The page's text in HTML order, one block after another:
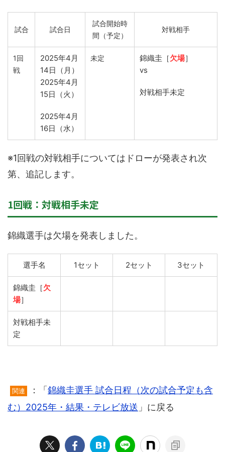
試合 試合日
試合開始時
間（予定）
対戦相手
1回
戦
2025年4月
14日（月）
2025年4月
15日（火）
2025年4月
16日（水）
未定 錦織圭［欠場］
vs
対戦相手未定
※1回戦の対戦相手についてはドローが発表され次
第、追記します。
1回戦：対戦相手未定
錦織選手は欠場を発表しました。
選手名 1セット 2セット 3セット
錦織圭［欠
場］
対戦相手未
定
関連 ：「 錦織圭選手 試合日程（次の試合予定も含
む）2025年・結果・テレビ放送 」に戻る